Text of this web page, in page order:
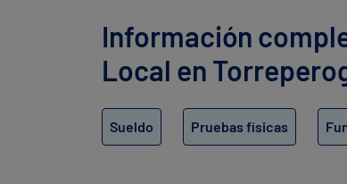
Información
Local en
Sueldo Pruebas físicas